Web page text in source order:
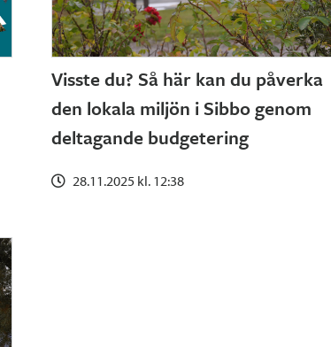
Visste du? Så här kan du påverka
den lokala miljön i Sibbo genom
deltagande budgetering
28.11.2025 kl. 12:38